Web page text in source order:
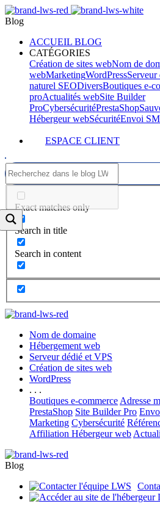
Blog
ACCUEIL BLOG
CATÉGORIES
Création de sites webNom de
webMarketingWordPressServeur
naturel SEODiversBoutiques e-
proActualités webSite Builder
ProCybersécuritéPrestaShop
Hébergeur webSécuritéEnvoi
ESPACE CLIENT
Exact matches only
Search in title
Search in content
Nom de domaine
Hébergement web
Serveur dédié et VPS
Création de sites web
WordPress
. . .
Boutiques e-commerce Adresse
PrestaShop Site Builder Pro
Marketing Cybersécurité
Affiliation Hébergeur web
Blog